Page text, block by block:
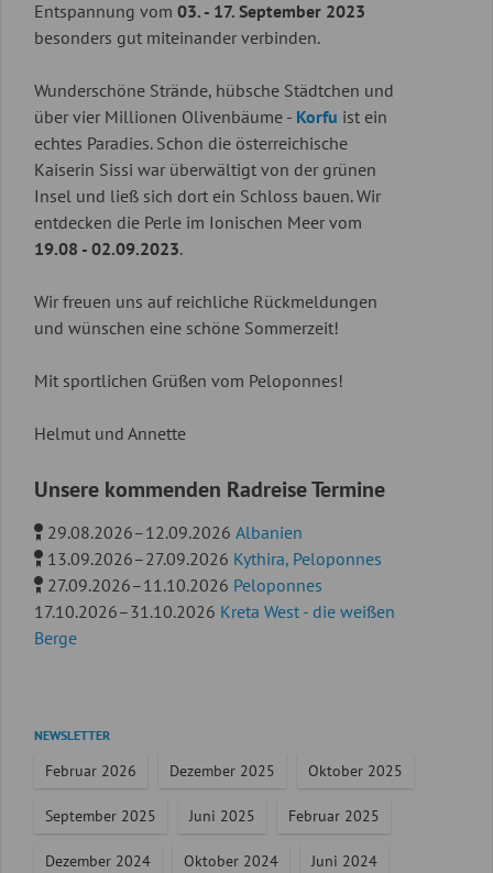
Entspannung vom 03. - 17. September 2023
besonders gut miteinander verbinden.
Wunderschöne Strände, hübsche Städtchen und
über vier Millionen Olivenbäume - Korfu ist ein
echtes Paradies. Schon die österreichische
Kaiserin Sissi war überwältigt von der grünen
Insel und ließ sich dort ein Schloss bauen. Wir
entdecken die Perle im Ionischen Meer vom
19.08 - 02.09.2023.
Wir freuen uns auf reichliche Rückmeldungen
und wünschen eine schöne Sommerzeit!
Mit sportlichen Grüßen vom Peloponnes!
Helmut und Annette
Unsere kommenden Radreise Termine
29.08.2026–12.09.2026 Albanien
13.09.2026–27.09.2026 Kythira, Peloponnes
27.09.2026–11.10.2026 Peloponnes
17.10.2026–31.10.2026 Kreta West - die weißen
Berge
Navigation
NEWSLETTER
Februar 2026 Dezember 2025 Oktober 2025
September 2025 Juni 2025 Februar 2025
Dezember 2024 Oktober 2024 Juni 2024